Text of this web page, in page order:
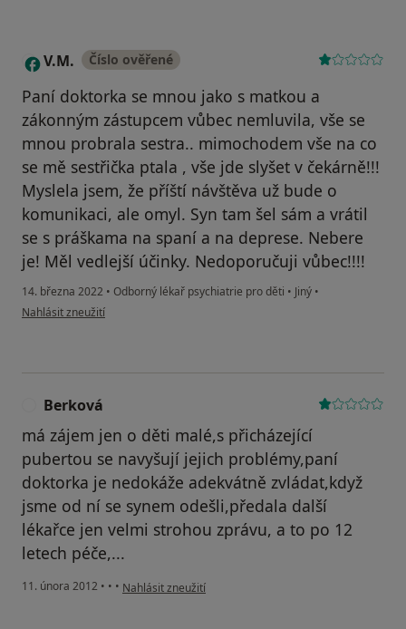
V V.M. Číslo ověřené
Paní doktorka se mnou jako s matkou a
zákonným zástupcem vůbec nemluvila, vše se
mnou probrala sestra.. mimochodem vše na co
se mě sestřička ptala , vše jde slyšet v čekárně!!!
Myslela jsem, že příští návštěva už bude o
komunikaci, ale omyl. Syn tam šel sám a vrátil
se s práškama na spaní a na deprese. Nebere
je! Měl vedlejší účinky. Nedoporučuji vůbec!!!!
14. března 2022 • Odborný lékař psychiatrie pro děti • Jiný •
podle názoru uživatele V.M.
Nahlásit zneužití
Berková
má zájem jen o děti malé,s přicházející
pubertou se navyšují jejich problémy,paní
doktorka je nedokáže adekvátně zvládat,když
jsme od ní se synem odešli,předala další
lékařce jen velmi strohou zprávu, a to po 12
letech péče,...
11. února 2012 • • • podle názoru uživatele Berková
Nahlásit zneužití